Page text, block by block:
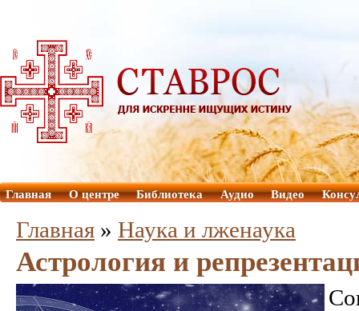
Главная О центре Библиотека Аудио Видео
Главная » Наука и лженаука
Астрология и